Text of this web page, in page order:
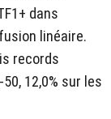
dans
linéaire.
records
12,0% sur les